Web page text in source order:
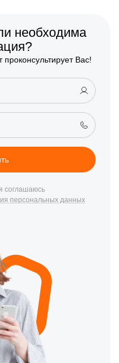
строя по разным причинам.
чаще всего.
вызывать
или его полное
отверстий- приводит к
выходу из строя элементов
его искажением
пыль и грязь с
напряжения
где он будет защищен от
внимание на первые
к
необходима
Вас!
соглашаюсь
персональных данных